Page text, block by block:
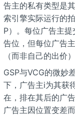
告主的私有类型是
索引擎实际运行的
P）。每位广告主
告位，但每位广告
（而非自己的出价）
GSP与VCG的微妙
下，广告主i为其获
在，排在其后的广
广告主因位置变差